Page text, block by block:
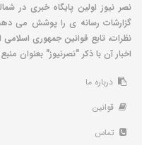
نصر نیوز اولین پایگاه خبری در
گزارشات رسانه ی را پوشش می
نظرات، تابع قوانین جمهوری
اخبار آن با ذکر "نصرنیوز" بعنوان
درباره ما
قوانین
تماس